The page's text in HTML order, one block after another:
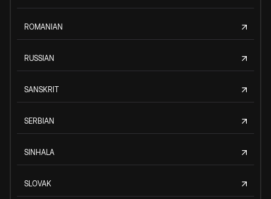
ROMANIAN
RUSSIAN
SANSKRIT
SERBIAN
SINHALA
SLOVAK